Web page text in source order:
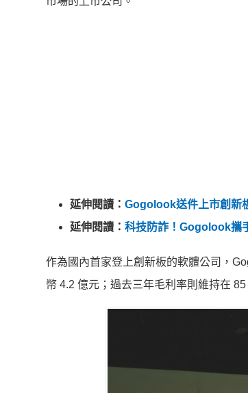
延伸閱讀： Gogolook送件上市創新
延伸閱讀： 科技防詐！Gogolook攜
作為國內首家登上創新板的軟體公司，
幣 4.2 億元；過去三年毛利率則維持在